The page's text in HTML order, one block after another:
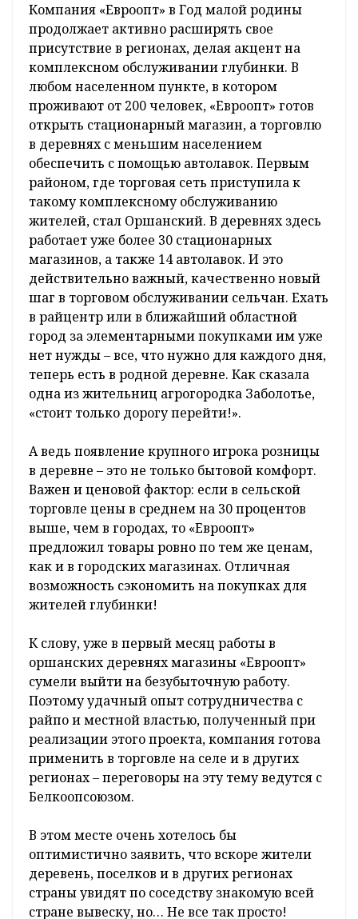
Компания «Евроопт» в Год малой родины
продолжает активно расширять свое
присутствие в регионах, делая акцент на
комплексном обслуживании глубинки. В
любом населенном пункте, в котором
проживают от 200 человек, «Евроопт» готов
открыть стационарный магазин, а торговлю
в деревнях с меньшим населением
обеспечить с помощью автолавок. Первым
районом, где торговая сеть приступила к
такому комплексному обслуживанию
жителей, стал Оршанский. В деревнях здесь
работает уже более 30 стационарных
магазинов, а также 14 автолавок. И это
действительно важный, качественно новый
шаг в торговом обслуживании сельчан. Ехать
в райцентр или в ближайший областной
город за элементарными покупками им уже
нет нужды – все, что нужно для каждого дня,
теперь есть в родной деревне. Как сказала
одна из жительниц агрогородка Заболотье,
«стоит только дорогу перейти!».
А ведь появление крупного игрока розницы
в деревне – это не только бытовой комфорт.
Важен и ценовой фактор: если в сельской
торговле цены в среднем на 30 процентов
выше, чем в городах, то «Евроопт»
предложил товары ровно по тем же ценам,
как и в городских магазинах. Отличная
возможность сэкономить на покупках для
жителей глубинки!
К слову, уже в первый месяц работы в
оршанских деревнях магазины «Евроопт»
сумели выйти на безубыточную работу.
Поэтому удачный опыт сотрудничества с
райпо и местной властью, полученный при
реализации этого проекта, компания готова
применить в торговле на селе и в других
регионах – переговоры на эту тему ведутся с
Белкоопсоюзом.
В этом месте очень хотелось бы
оптимистично заявить, что вскоре жители
деревень, поселков и в других регионах
страны увидят по соседству знакомую всей
стране вывеску, но… Не все так просто!